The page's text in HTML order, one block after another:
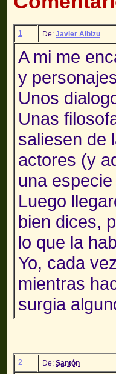
1 De: Javier Albizu
A mi me
y
Unos
Unas
saliesen de
actores (y
una
Luego
bien dices,
lo que la
Yo, cada
mientras
surgia
2 De: Santón